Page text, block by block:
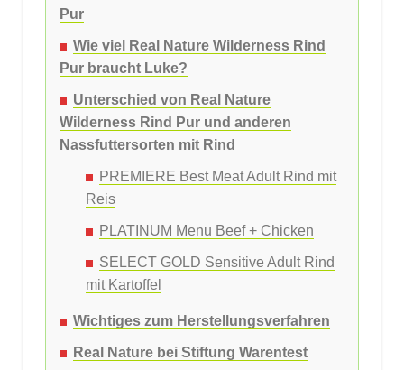
Pur
Wie viel Real Nature Wilderness Rind
Pur braucht Luke?
Unterschied von Real Nature
Wilderness Rind Pur und anderen
Nassfuttersorten mit Rind
PREMIERE Best Meat Adult Rind mit
Reis
PLATINUM Menu Beef + Chicken
SELECT GOLD Sensitive Adult Rind
mit Kartoffel
Wichtiges zum Herstellungsverfahren
Real Nature bei Stiftung Warentest